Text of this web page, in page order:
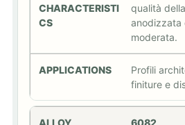
qualità
anodizzata
moderata.
Profili
finiture e
6082